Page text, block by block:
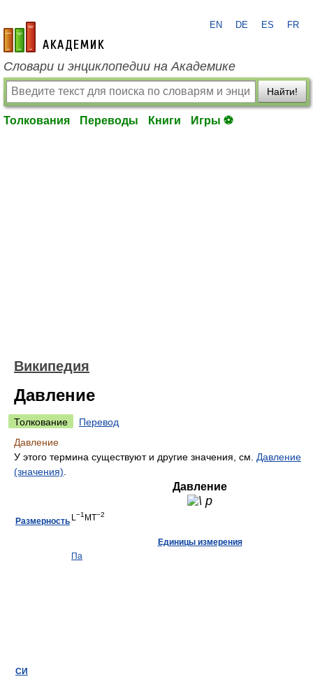
academic.ru
EN DE ES FR
Словари и энциклопедии на Академике
Найти!
Толкования Переводы Книги Игры ⚽
Википедия
Давление
Толкование
Перевод
Давление
У этого термина существуют и другие значения, см. Давление
(значения)
Давление
Размерность L−1 MT−2
Единицы измерения
СИ
Па